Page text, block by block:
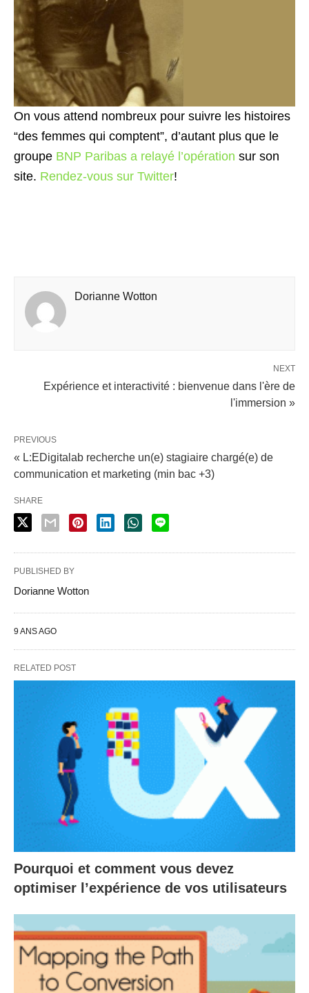
On vous attend nombreux pour suivre les histoires
“des femmes qui comptent”, d’autant plus que le
groupe BNP Paribas a relayé l’opération sur son
site. Rendez-vous sur Twitter!
Dorianne Wotton
NEXT
Expérience et interactivité : bienvenue dans l'ère de
l'immersion »
PREVIOUS
« L:EDigitalab recherche un(e) stagiaire chargé(e) de
communication et marketing (min bac +3)
SHARE
PUBLISHED BY
Dorianne Wotton
9 ANS AGO
RELATED POST
Pourquoi et comment vous devez
optimiser l’expérience de vos utilisateurs